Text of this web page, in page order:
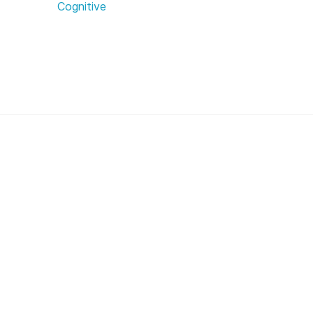
Cognitive